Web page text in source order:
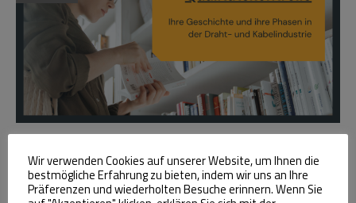
Die Bedeutung der
Qualitätskontrolle
Wir verwenden Cookies auf unserer Website, um Ihnen die
bestmögliche Erfahrung zu bieten, indem wir uns an Ihre
Präferenzen und wiederholten Besuche erinnern. Wenn Sie